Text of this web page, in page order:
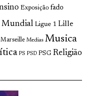
Exposição fado
Mundial Ligue 1 Lille
Marseille Medias Musica
PS PSD PSG Religião